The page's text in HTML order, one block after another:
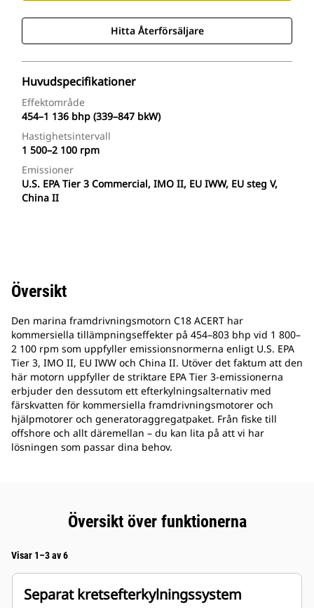
Hitta Återförsäljare
Huvudspecifikationer
Effektområde
454–1 136 bhp (339–847 bkW)
Hastighetsintervall
1 500–2 100 rpm
Emissioner
U.S. EPA Tier 3 Commercial, IMO II, EU IWW, EU steg V,
China II
Översikt
Den marina framdrivningsmotorn C18 ACERT har
kommersiella tillämpningseffekter på 454–803 bhp vid 1 800–
2 100 rpm som uppfyller emissionsnormerna enligt U.S. EPA
Tier 3, IMO II, EU IWW och China II. Utöver det faktum att den
här motorn uppfyller de striktare EPA Tier 3-emissionerna
erbjuder den dessutom ett efterkylningsalternativ med
färskvatten för kommersiella framdrivningsmotorer och
hjälpmotorer och generatoraggregatpaket. Från fiske till
offshore och allt däremellan – du kan lita på att vi har
lösningen som passar dina behov.
Översikt över funktionerna
Visar 1–3 av 6
Separat kretsefterkylningssystem